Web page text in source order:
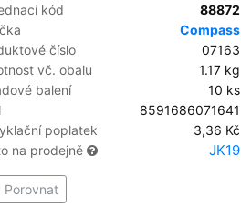
kód
88872
Compass
číslo
07163
vč. obalu
1.17 kg
balení
10 ks
8591686071641
poplatek
3,36 Kč
na prodejně
JK19
Porovnat